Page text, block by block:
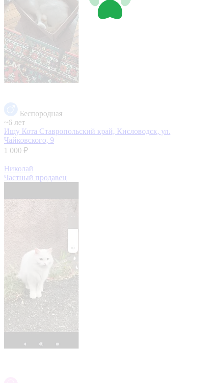
Беспородная
~6 лет
Ищу Кота Ставропольский край, Кисловодск, ул.
Чайковского, 9
1 000 ₽
Николай
Частный продавец